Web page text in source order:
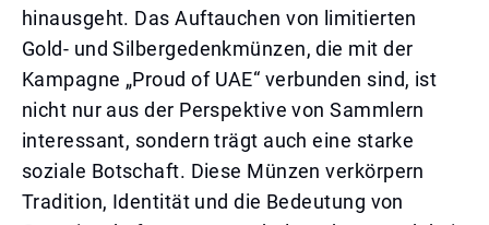
hinausgeht. Das Auftauchen von limitierten
Gold- und Silbergedenkmünzen, die mit der
Kampagne „Proud of UAE“ verbunden sind, ist
nicht nur aus der Perspektive von Sammlern
interessant, sondern trägt auch eine starke
soziale Botschaft. Diese Münzen verkörpern
Tradition, Identität und die Bedeutung von